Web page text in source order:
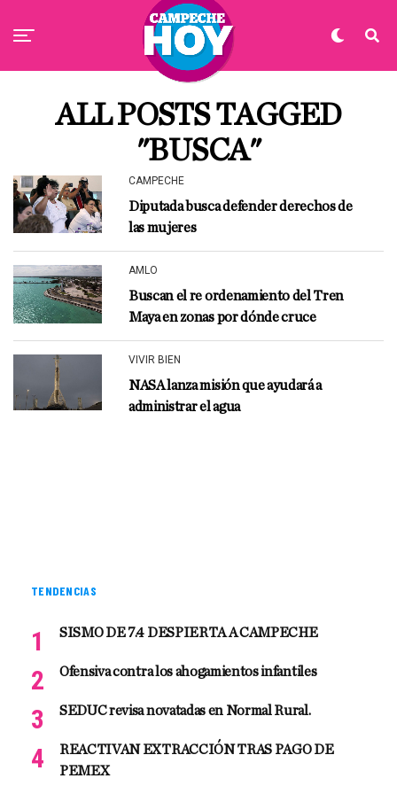
ALL POSTS TAGGED
"BUSCA"
CAMPECHE
Diputada busca defender derechos de
las mujeres
AMLO
Buscan el re ordenamiento del Tren
Maya en zonas por dónde cruce
VIVIR BIEN
NASA lanza misión que ayudará a
administrar el agua
TENDENCIAS
SISMO DE 7.4 DESPIERTA A CAMPECHE
Ofensiva contra los ahogamientos infantiles
SEDUC revisa novatadas en Normal Rural.
REACTIVAN EXTRACCIÓN TRAS PAGO DE
PEMEX